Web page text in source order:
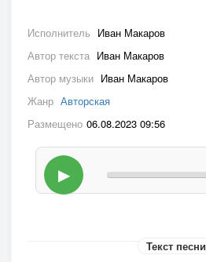
Исполнитель Иван Макаров
Автор текста Иван Макаров
Автор музыки Иван Макаров
Жанр Авторская
Размещено 06.08.2023 09:56
▶
Текст песни